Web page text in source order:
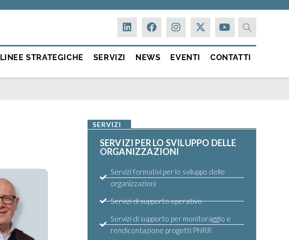
LINEE STRATEGICHE SERVIZI NEWS EVENTI CONTATTI
SERVIZI
SERVIZI PER LO SVILUPPO DELLE
ORGANIZZAZIONI
Servizi formativi per lo sviluppo delle
organizzazioni
Servizi di supporto operativo
Servizi di supporto per monitoraggio e
rendicontazione progetti PNRR